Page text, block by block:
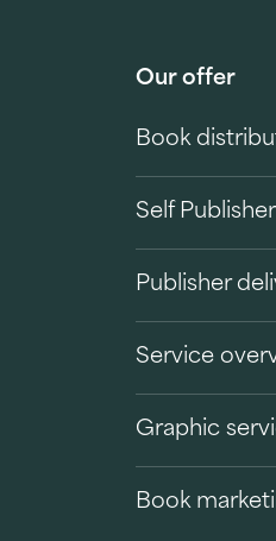
Our offer
Book
Self
Publisher
Service
Graphic
Book